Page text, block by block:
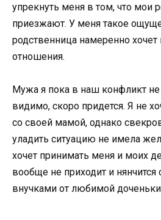
упрекнуть меня в том, что мои
приезжают. У меня такое
родственница намеренно хочет
отношения.
Мужа я пока в наш конфликт
видимо, скоро придется. Я не
со своей мамой, однако
уладить ситуацию не имела
хочет принимать меня и моих
вообще не приходит и
внучками от любимой